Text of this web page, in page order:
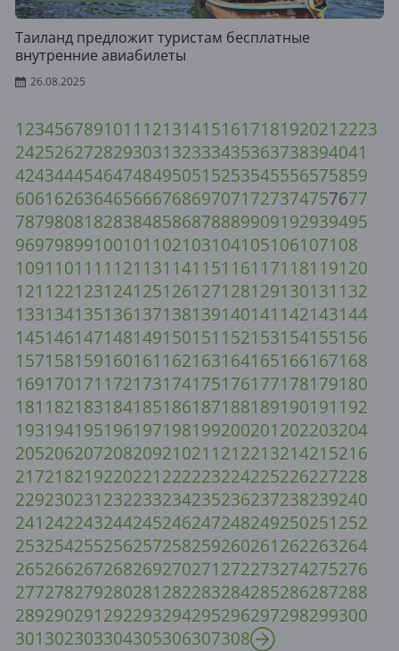
Таиланд предложит туристам бесплатные
внутренние авиабилеты
26.08.2025
1234567891011 121314151617181920212223
242526272829303132333435363738394041
424344454647484950515253545556575859
606162636465666768697071727374757677
787980818283848586878889909192939495
96979899100101 102103104105106107108
109110111 112113114115116117118119120
121 122123124125126127128129130131 132
133134135136137138139140141 142143144
145146147148149150151 152153154155156
157158159160161 162163164165166167168
169170171 172173174175176177178179180
181 182183184185186187188189190191 192
193194195196197198199200201202203204
205206207208209210211212213214215216
217218219220221222223224225226227228
229230231232233234235236237238239240
241242243244245246247248249250251252
253254255256257258259260261262263264
265266267268269270271272273274275276
277278279280281282283284285286287288
289290291292293294295296297298299300
301302303304305306307308